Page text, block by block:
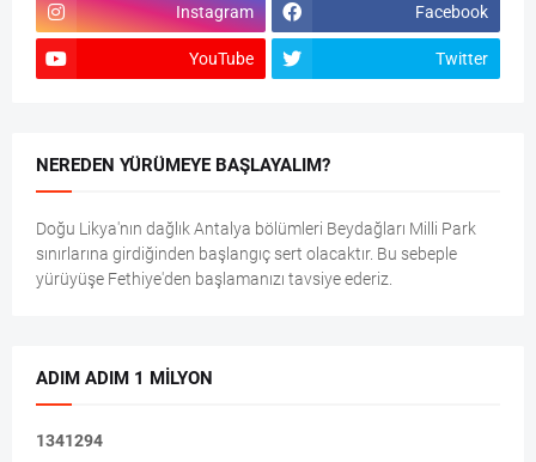
Instagram Facebook
YouTube Twitter
NEREDEN YÜRÜMEYE BAŞLAYALIM?
Doğu Likya'nın dağlık Antalya bölümleri Beydağları Milli Park
sınırlarına girdiğinden başlangıç sert olacaktır. Bu sebeple
yürüyüşe Fethiye'den başlamanızı tavsiye ederiz.
ADIM ADIM 1 MILYON
1341294